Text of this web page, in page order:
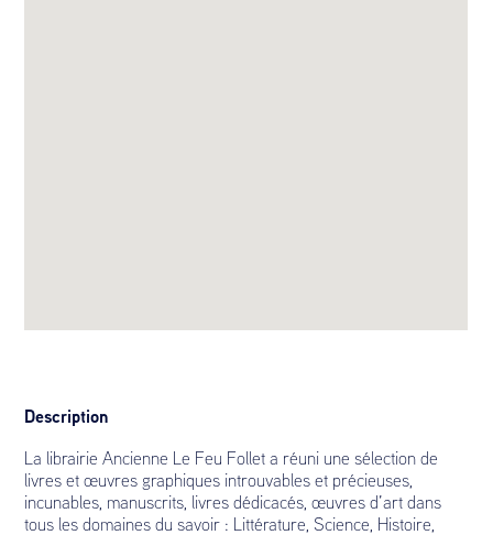
Description
La librairie Ancienne Le Feu Follet a réuni une sélection de
livres et œuvres graphiques introuvables et précieuses,
incunables, manuscrits, livres dédicacés, œuvres d’art dans
tous les domaines du savoir : Littérature, Science, Histoire,